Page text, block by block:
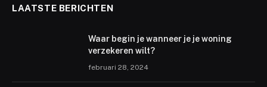
LAATSTE BERICHTEN
Waar begin je wanneer je je woning
verzekeren wilt?
februari 28, 2024